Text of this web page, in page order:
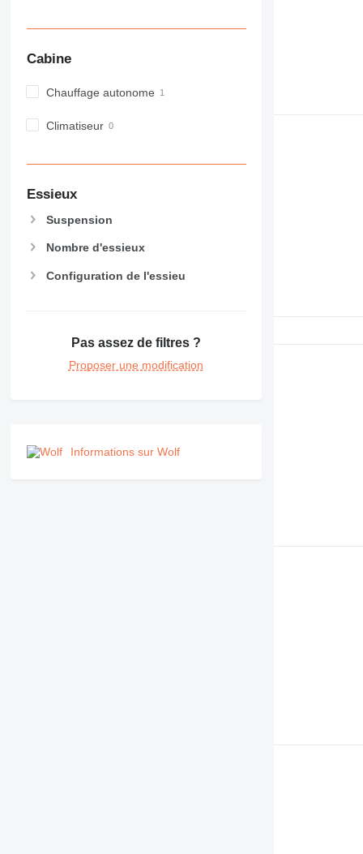
GC
MH
PM
Cabine
Chauffage autonome
Climatiseur
Essieux
Suspension
Nombre d'essieux
Configuration de l'essieu
Pas assez de filtres ?
Proposer une modification
Informations sur Wolf